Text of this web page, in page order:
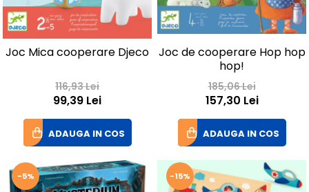
Joc Mica cooperare Djeco
116,93 Lei
99,39 Lei
ADAUGA IN COS
Joc de cooperare Hop hop
hop!
185,06 Lei
157,30 Lei
ADAUGA IN COS
-5% -15%